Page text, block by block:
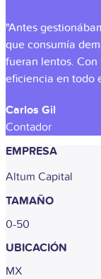
"Antes
que consumía
fueran lentos.
eficiencia en todo
Carlos Gil
Contador
EMPRESA
Altum Capital
TAMAÑO
0-50
UBICACIÓN
MX